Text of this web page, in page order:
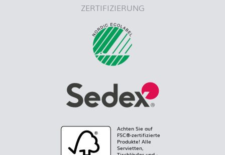
ZERTIFIZIERUNG
Achten Sie auf
FSC®-zertifizierte
Produkte! Alle
Servietten,